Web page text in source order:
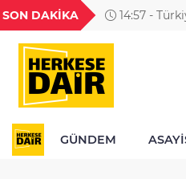
SON DAKİKA 14:57 -
18,2403
TND
16,2406
GÜNDEM